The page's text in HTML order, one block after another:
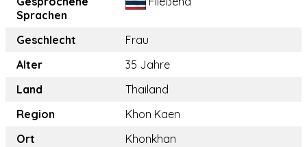
Sprachen
Geschlecht
Frau
Alter
35 Jahre
Land
Thailand
Region
Khon Kaen
Ort
Khonkhan